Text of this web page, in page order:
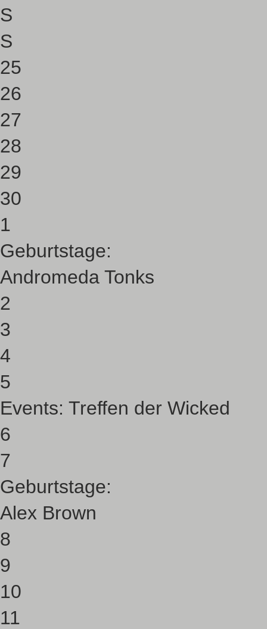
S
S
25
26
27
28
29
30
1
Geburtstage:
Andromeda Tonks
2
3
4
5
Events: Treffen der Wicked
6
7
Geburtstage:
Alex Brown
8
9
10
11